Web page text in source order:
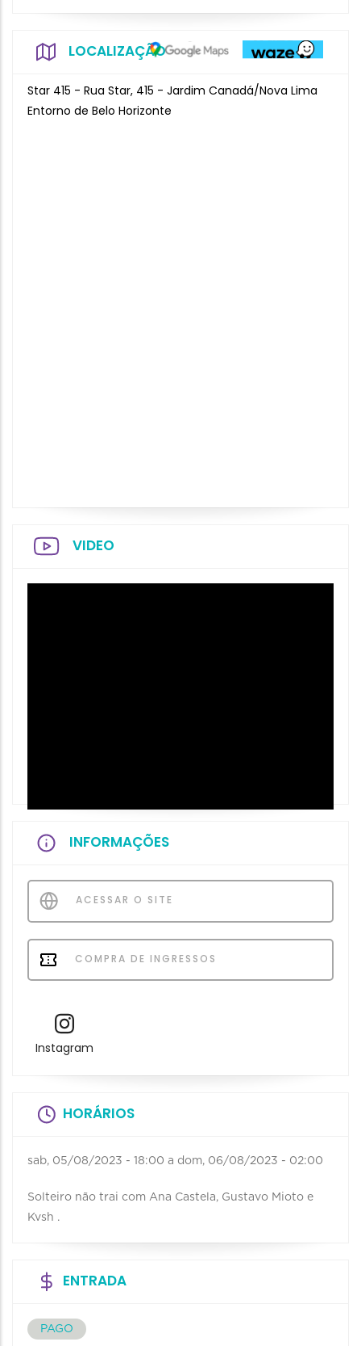
LOCALIZAÇÃO
Star 415 - Rua Star, 415 - Jardim Canadá/Nova Lima
Entorno de Belo Horizonte
VIDEO
INFORMAÇÕES
ACESSAR O SITE
COMPRA DE INGRESSOS
Instagram
HORÁRIOS
sab, 05/08/2023 - 18:00 a dom, 06/08/2023 - 02:00
Solteiro não trai com Ana Castela, Gustavo Mioto e
Kvsh .
ENTRADA
PAGO